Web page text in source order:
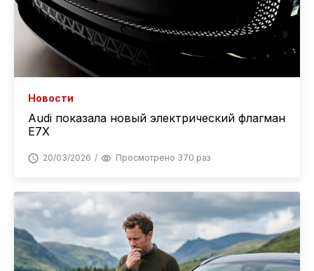
Новости
Audi показала новый электрический флагман
E7X
20/03/2026 Просмотрено 370 раз